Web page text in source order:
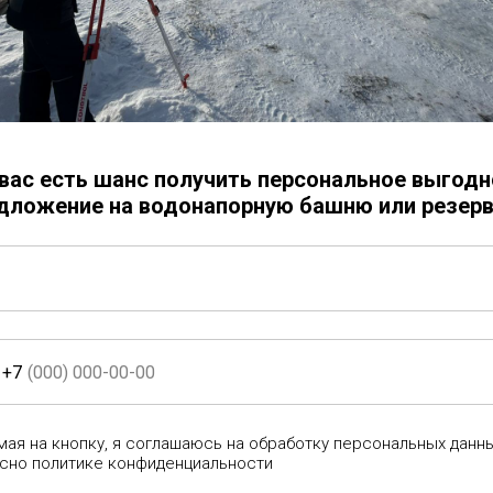
есть шанс получить персональное
на водонапорную башню или
+7
на кнопку, я соглашаюсь на обработку персональных
политике конфиденциальности
Заказать
Электросварная труба (ЭСВ)
Диаметр трубы - 720 мм
Длина - 1,5 м
Труба изготавливается из
Труба (обечайка) состоит из